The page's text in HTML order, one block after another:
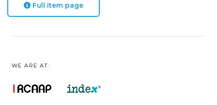
Full item page
WE ARE AT: